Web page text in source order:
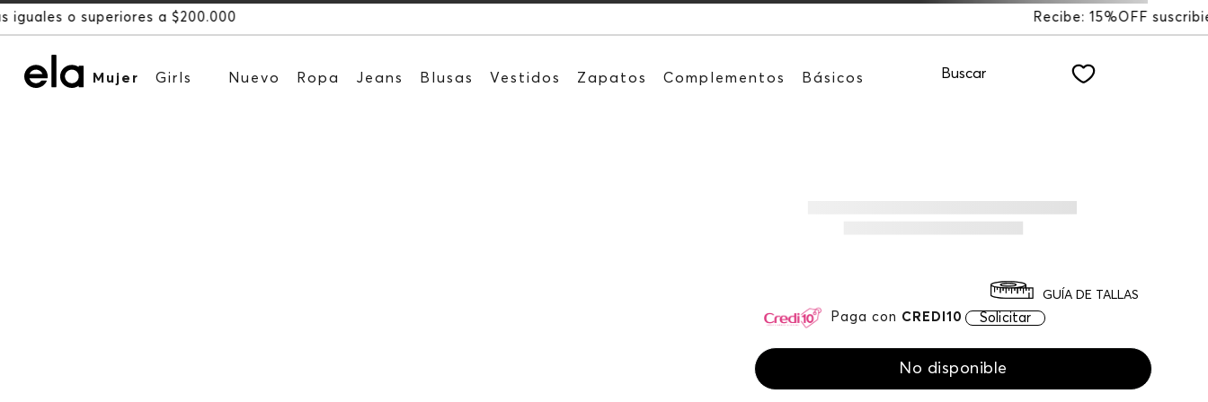
Recibe: 15%OFF suscribiéndote a nuestro NEWSLETTER
Mujer Girls Nuevo Ropa Jeans Blusas Vestidos Zapatos Complementos Básicos Buscar
Paga con CREDI10 Solicitar
GUÍA DE TALLAS
No disponible